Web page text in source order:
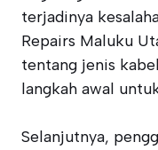
terjadinya
Repairs Maluku
tentang jenis
langkah awal
Selanjutnya,